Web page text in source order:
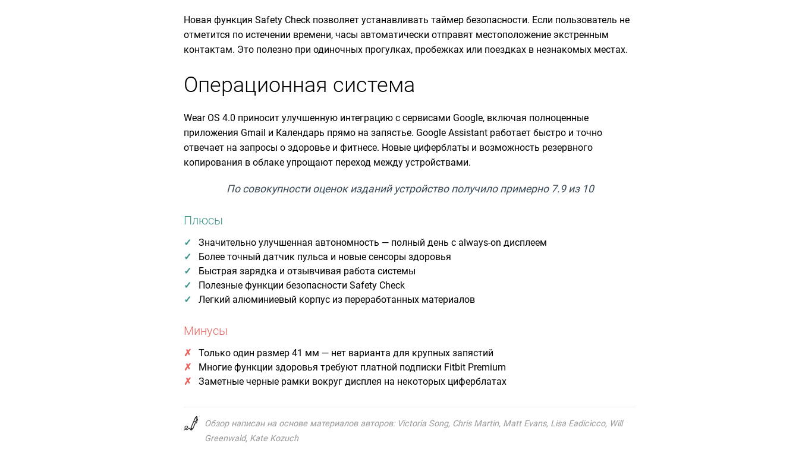
Новая функция Safety Check позволяет устанавливать таймер безопасности. Если пользователь не
отметится по истечении времени, часы автоматически отправят местоположение экстренным
контактам. Это полезно при одиночных прогулках, пробежках или поездках в незнакомых местах.
Операционная система
Wear OS 4.0 приносит улучшенную интеграцию с сервисами Google, включая полноценные
приложения Gmail и Календарь прямо на запястье. Google Assistant работает быстро и точно
отвечает на запросы о здоровье и фитнесе. Новые циферблаты и возможность резервного
копирования в облаке упрощают переход между устройствами.
По совокупности оценок изданий устройство получило примерно 7.9 из 10
Плюсы
Значительно улучшенная автономность — полный день с always-on дисплеем
Более точный датчик пульса и новые сенсоры здоровья
Быстрая зарядка и отзывчивая работа системы
Полезные функции безопасности Safety Check
Легкий алюминиевый корпус из переработанных материалов
Минусы
Только один размер 41 мм — нет варианта для крупных запястий
Многие функции здоровья требуют платной подписки Fitbit Premium
Заметные черные рамки вокруг дисплея на некоторых циферблатах
Обзор написан на основе материалов авторов: Victoria Song, Chris Martin, Matt Evans, Lisa Eadicicco, Will
Greenwald, Kate Kozuch